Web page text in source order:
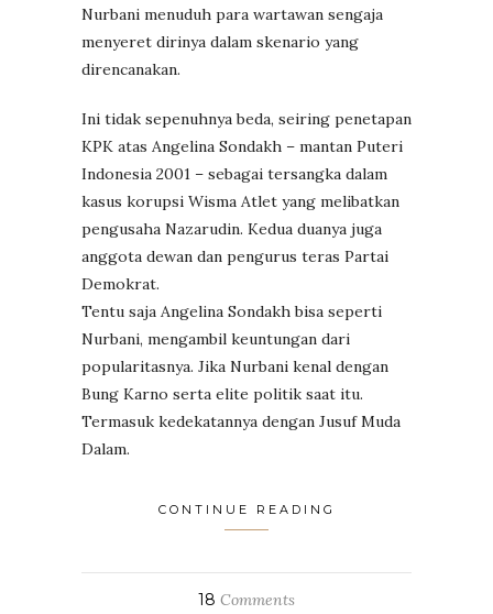
Nurbani menuduh para wartawan sengaja
menyeret dirinya dalam skenario yang
direncanakan.
Ini tidak sepenuhnya beda, seiring penetapan
KPK atas Angelina Sondakh – mantan Puteri
Indonesia 2001 – sebagai tersangka dalam
kasus korupsi Wisma Atlet yang melibatkan
pengusaha Nazarudin. Kedua duanya juga
anggota dewan dan pengurus teras Partai
Demokrat.
Tentu saja Angelina Sondakh bisa seperti
Nurbani, mengambil keuntungan dari
popularitasnya. Jika Nurbani kenal dengan
Bung Karno serta elite politik saat itu.
Termasuk kedekatannya dengan Jusuf Muda
Dalam.
CONTINUE READING
18 Comments